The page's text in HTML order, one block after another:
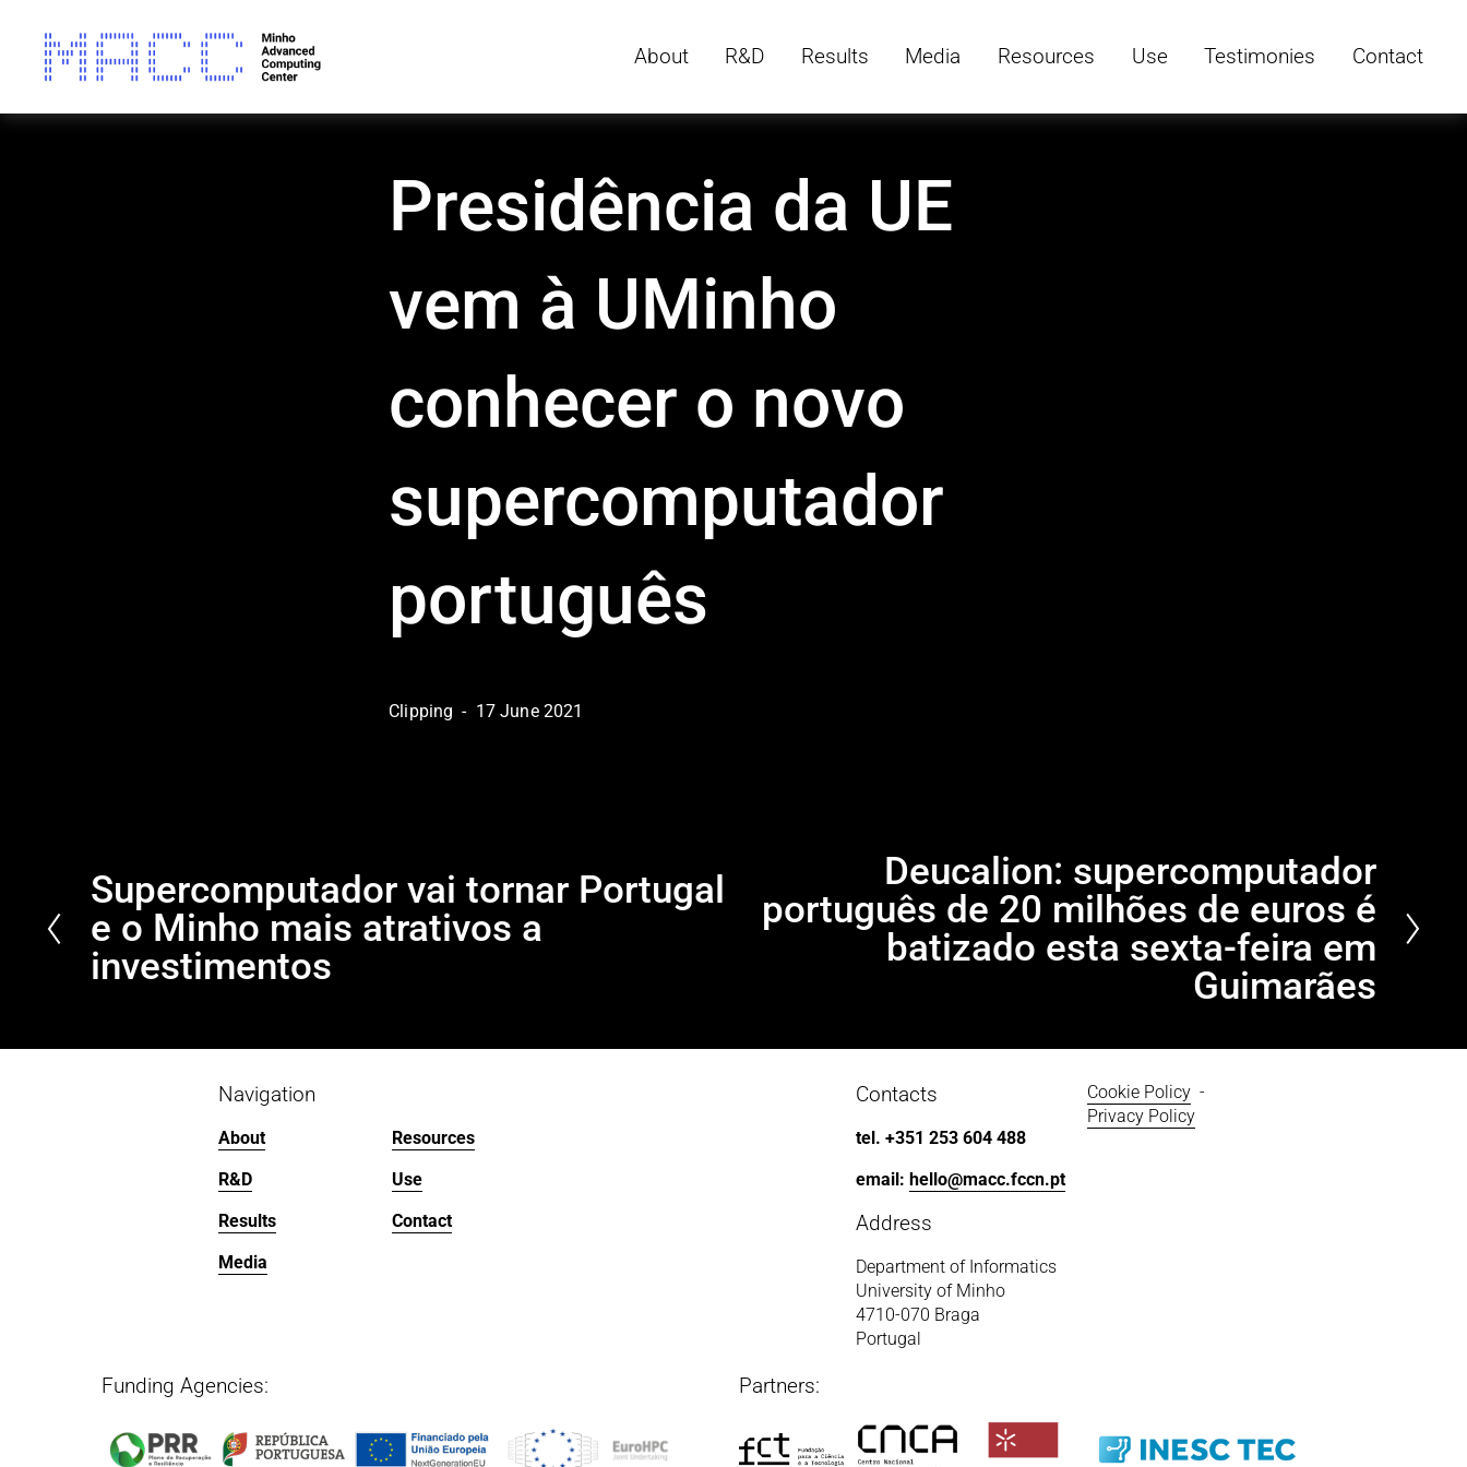
About R&D Results Media Resources Use Testimonies Contact
Presidência da UE
vem à UMinho
conhecer o novo
supercomputador
português
Clipping 17 June 2021
P
e
u
Supercomputador vai tornar Portugal
e o Minho mais atrativos a
investimentos
Deucalion: supercomputador
português de 20 milhões de euros é
batizado esta sexta-feira em
Guimarães
Contacts
tel. +351 253 604 488
email: hello@macc.fccn.pt
Address
Department of Informatics
University of Minho
4710-070 Braga
Portugal
Navigation
About
R&D
Results
Media
Resources
Use
Contact
Cookie Policy
  -
Privacy Policy
Funding Agencies: Partners: